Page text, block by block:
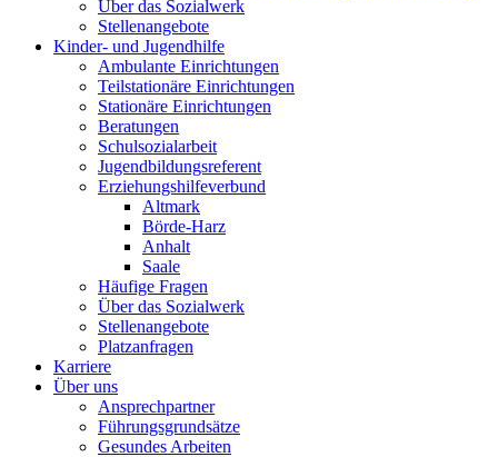
Über das Sozialwerk
Stellenangebote
Kinder- und Jugendhilfe
Ambulante Einrichtungen
Teilstationäre Einrichtungen
Stationäre Einrichtungen
Beratungen
Schulsozialarbeit
Jugendbildungsreferent
Erziehungshilfeverbund
Altmark
Börde-Harz
Anhalt
Saale
Häufige Fragen
Über das Sozialwerk
Stellenangebote
Platzanfragen
Karriere
Über uns
Ansprechpartner
Führungsgrundsätze
Gesundes Arbeiten